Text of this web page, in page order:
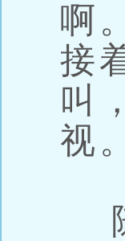
啊
接
叫
视。